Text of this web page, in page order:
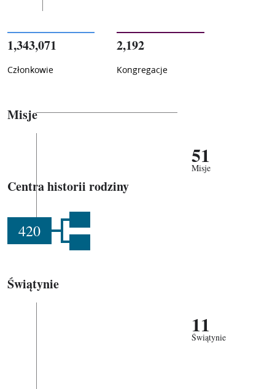
1,343,071
Członkowie
2,192
Kongregacje
Misje
51
Misje
Centra historii rodziny
420
Świątynie
11
Świątynie